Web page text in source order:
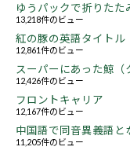
ゆうパックで折りたた
13,218件のビュー
紅の豚の英語タイトル
12,861件のビュー
スーパーにあった鯨（
12,426件のビュー
フロントキャリア
12,167件のビュー
中国語で同音異義語と
11,205件のビュー